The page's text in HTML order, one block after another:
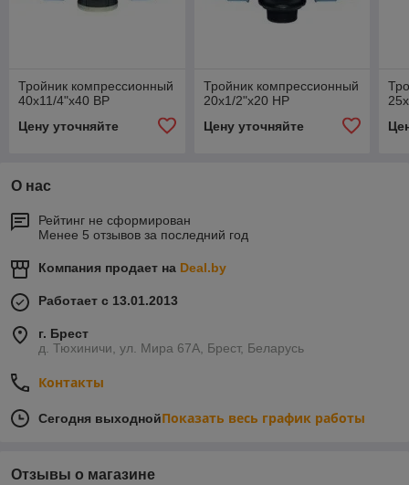
Тройник компрессионный
40x11/4"x40 ВР
Цену уточняйте
Тройник компрессионный
20x1/2"x20 НР
Цену уточняйте
О нас
Рейтинг не сформирован
Менее 5 отзывов за последний год
Компания продает на Deal.by
Работает с 13.01.2013
г. Брест
д. Тюхиничи, ул. Мира 67А, Брест, Беларусь
Контакты
Сегодня выходнойПоказать весь график работы
Отзывы о магазине